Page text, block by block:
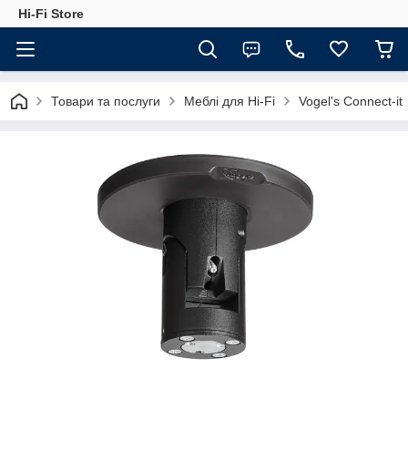
Hi-Fi Store
Товари та послуги Меблі для Hi-Fi Vogel's Connect-it